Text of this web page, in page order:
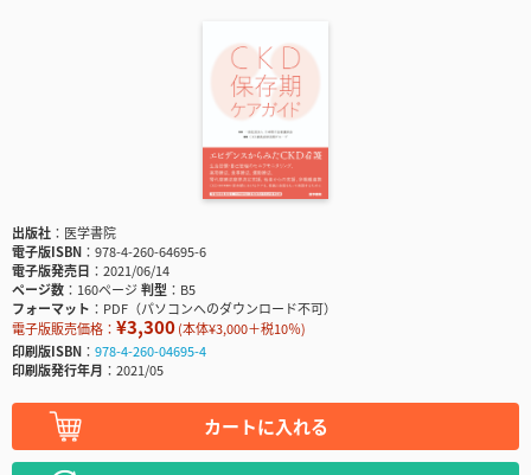
出版社
医学書院
電子版ISBN
978-4-260-64695-6
電子版発売日
2021/06/14
ページ数
160ページ判型
B5
フォーマット
PDF（パソコンへのダウンロード不可）
電子版販売価格： ¥3,300(本体¥3,000＋税10％)
印刷版ISBN
978-4-260-04695-4
印刷版発行年月
2021/05
カートに入れる